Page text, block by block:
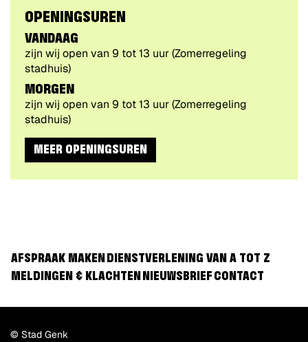
OPENINGSUREN
VANDAAG
zijn wij open van 9 tot13 uur(Zomerregeling
stadhuis)
MORGEN
zijn wij open van 9 tot13 uur(Zomerregeling
stadhuis)
MEER OPENINGSUREN
AFSPRAAK MAKEN
DIENSTVERLENING VAN A TOT Z
MELDINGEN & KLACHTEN
NIEUWSBRIEF CONTACT
© Stad Genk